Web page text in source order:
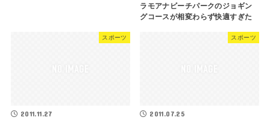
ラモアナビーチパークのジョギン
グコースが相変わらず快適すぎた
スポーツ
2011.11.27
スポーツ
2011.07.25